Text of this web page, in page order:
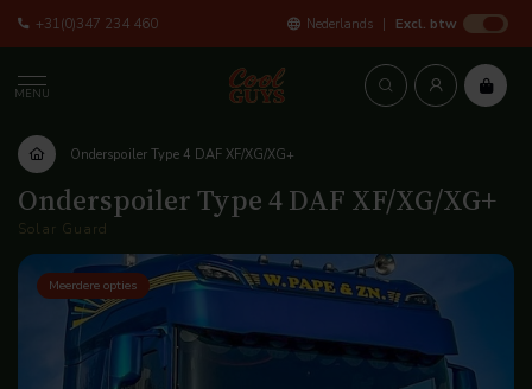
+31(0)347 234 460 Nederlands Excl. btw
MENU
Onderspoiler Type 4 DAF XF/XG/XG+
Onderspoiler Type 4 DAF XF/XG/XG+
Solar Guard
Meerdere opties